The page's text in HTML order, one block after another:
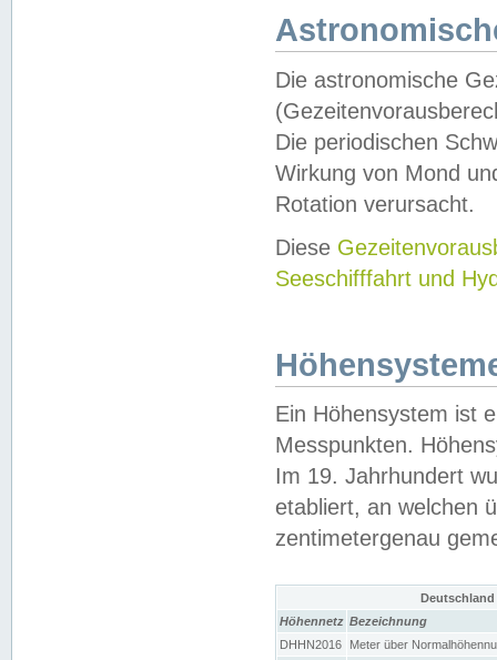
Die astronomische
Die periodischen
Wirkung von Mond
Rotation verursacht.
Diese
Seeschifffahrt und
Ein Höhensystem ist
Messpunkten.
Im 19. Jahrhundert
etabliert, an welchen
zentimetergenau
Höhennetz Bezeichnung
DHHN2016
Meter über